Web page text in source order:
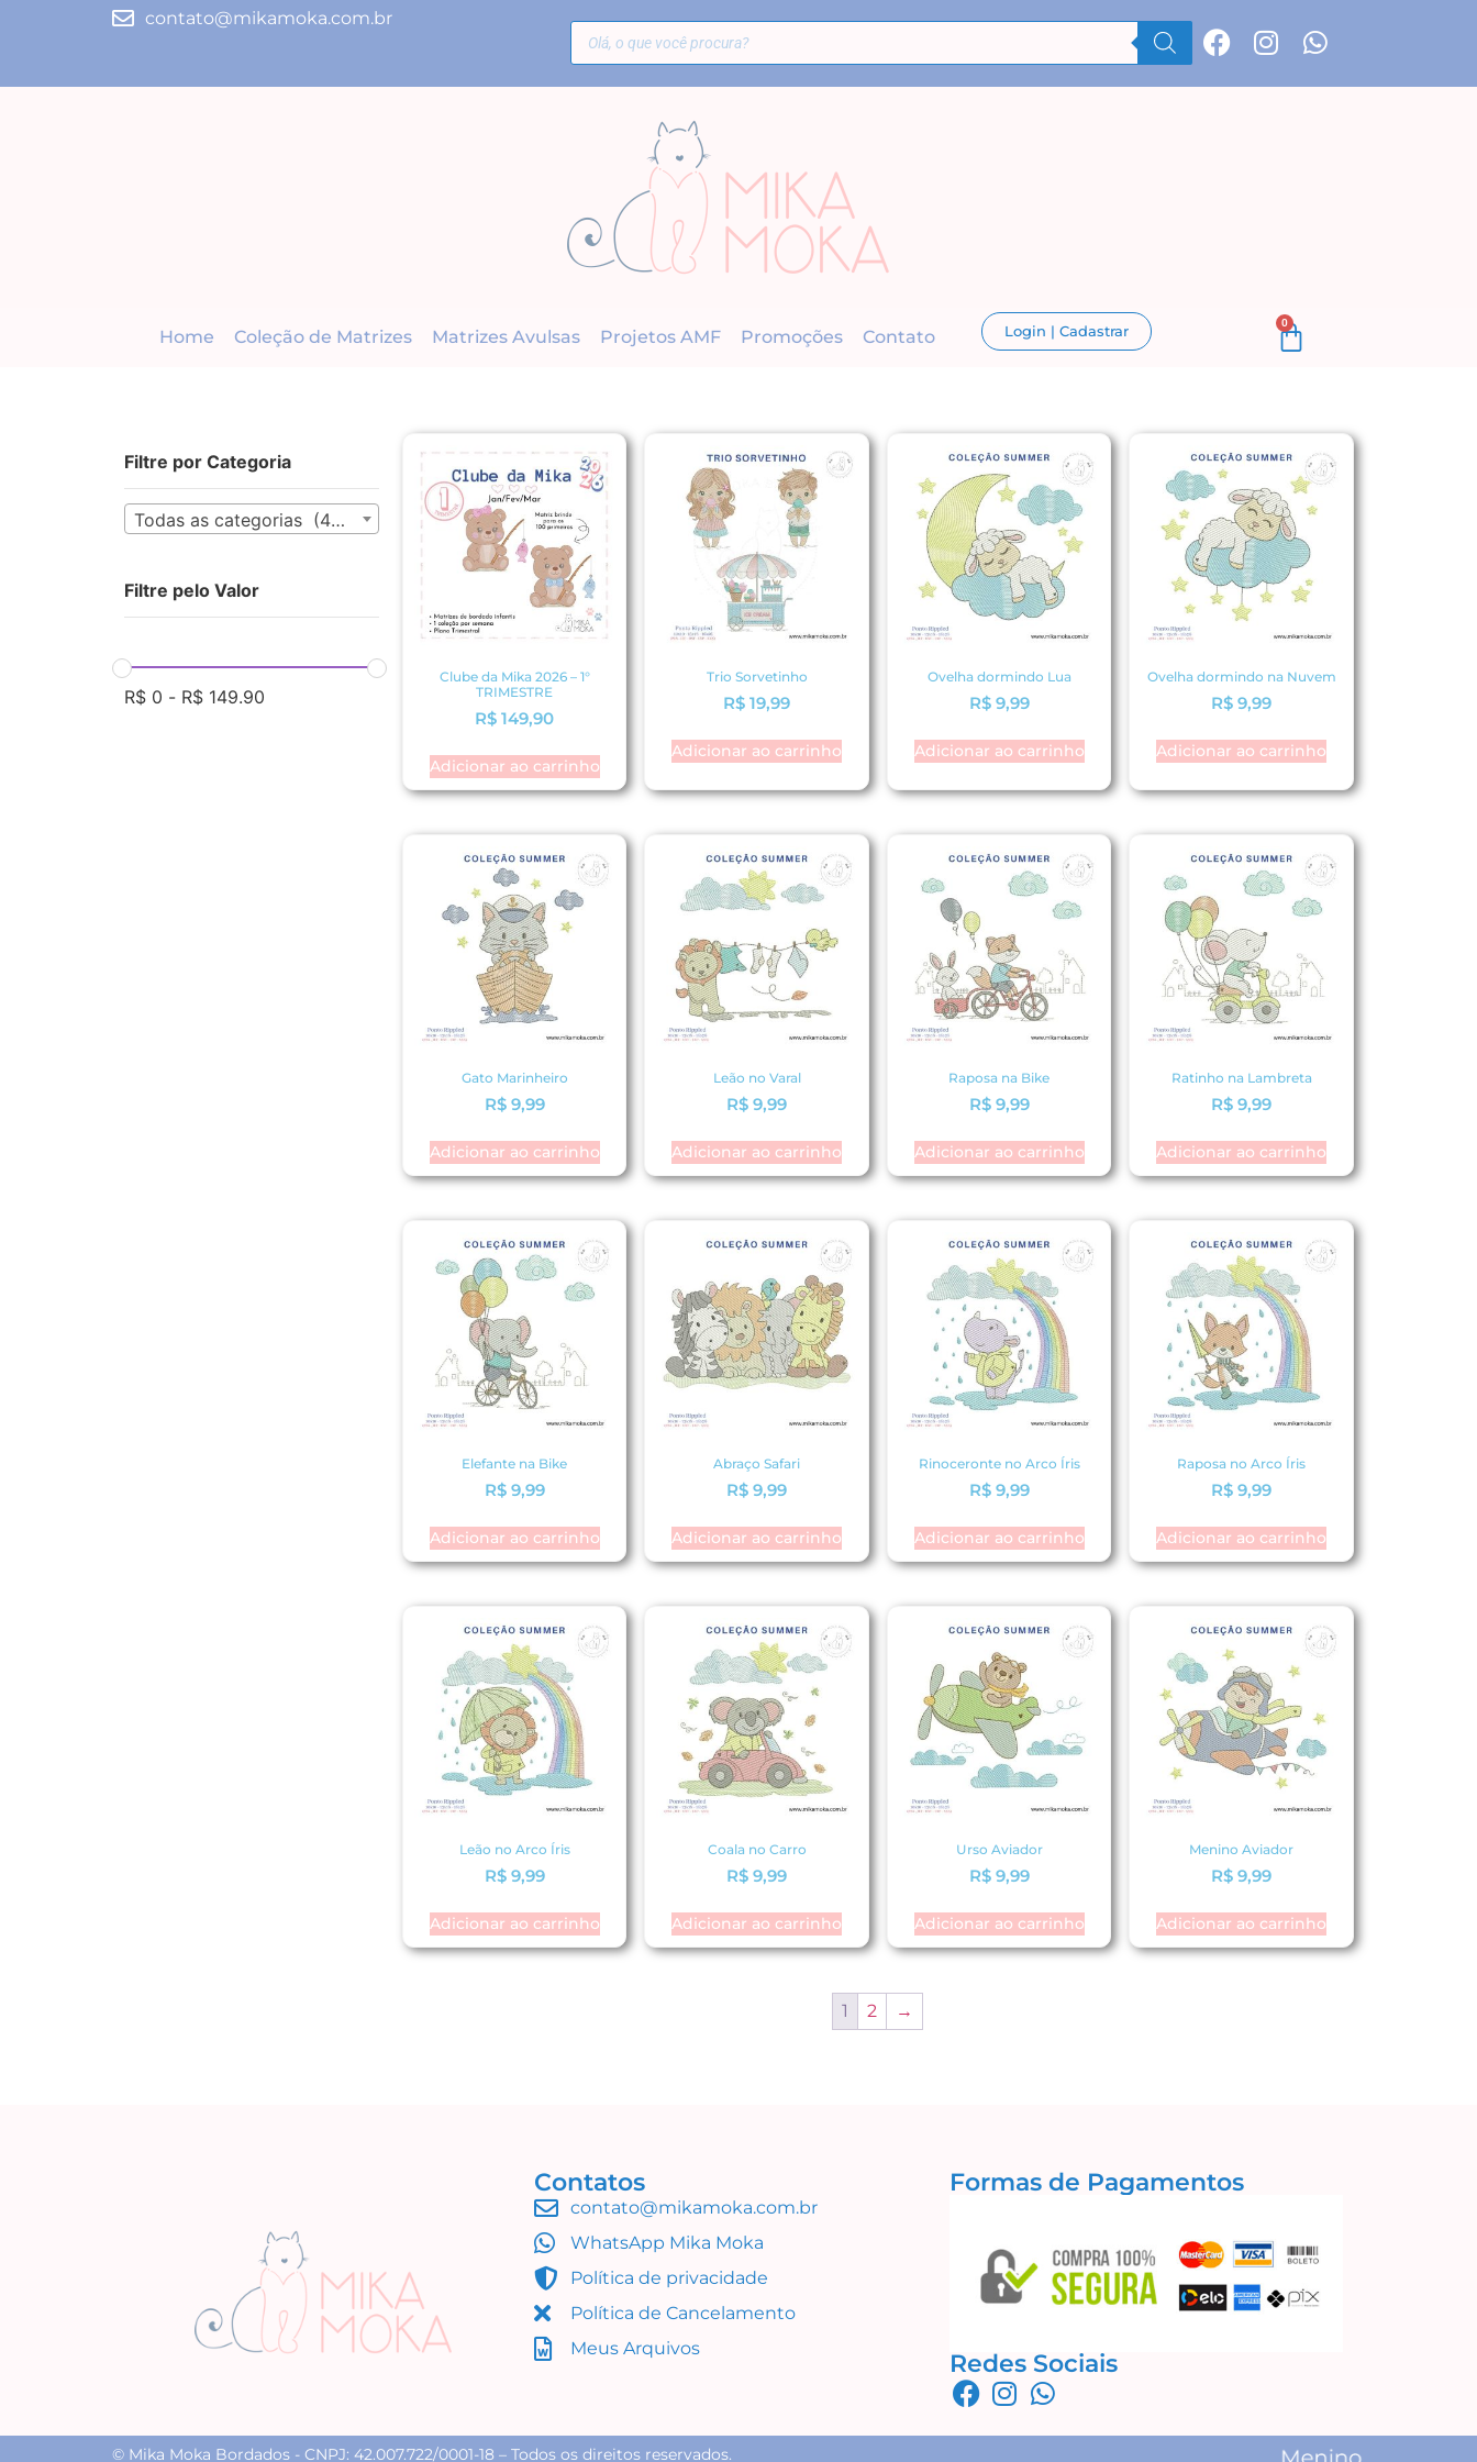
contato@mikamoka.com.br
Home Coleção de Matrizes Matrizes Avulsas Projetos AMF Promoções Contato Login | Cadastrar 0
Filtre por Categoria
Todas as categorias (433)
Filtre pelo Valor
R$ 0 - R$ 149.90
Clube da Mika 2026 – 1°
TRIMESTRE
R$ 149,90
Adicionar ao carrinho
Trio Sorvetinho
R$ 19,99
Adicionar ao carrinho
Ovelha dormindo Lua
R$9,99
Adicionar ao carrinho
Ovelha dormindo na Nuvem
R$ 9,99
Adicionar ao carrinho
Gato Marinheiro
R$9,99
Adicionar ao carrinho
Leão no Varal
R$ 9,99
Adicionar ao carrinho
Raposa na Bike
R$9,99
Adicionar ao carrinho
Ratinho na Lambreta
R$ 9,99
Adicionar ao carrinho
Elefante na Bike
R$9,99
Adicionar ao carrinho
Abraço Safari
R$ 9,99
Adicionar ao carrinho
Rinoceronte no Arco Íris
R$9,99
Adicionar ao carrinho
Raposa no Arco Íris
R$ 9,99
Adicionar ao carrinho
Leão no Arco Íris
R$9,99
Adicionar ao carrinho
Coala no Carro
R$ 9,99
Adicionar ao carrinho
Urso Aviador
R$9,99
Adicionar ao carrinho
Menino Aviador
R$ 9,99
Adicionar ao carrinho
1 2 →
Contatos
contato@mikamoka.com.br
WhatsApp Mika Moka
Política de privacidade
Política de Cancelamento
Meus Arquivos
Formas de Pagamentos
Redes Sociais
© Mika Moka Bordados - CNPJ: 42.007.722/0001-18 – Todos os direitos reservados.